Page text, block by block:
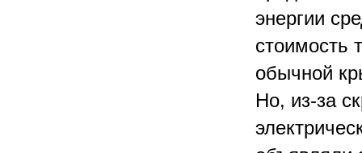
энергии
стоимость
обычной
Но, из-за